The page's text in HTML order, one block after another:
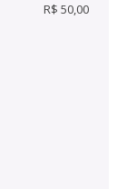
R$ 50,00